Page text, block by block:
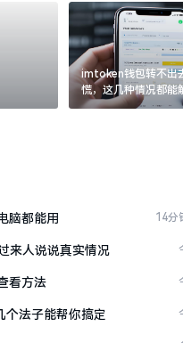
imtoken钱包转不出
慌，这几种情况都能
脑都能用 14分
来人说说真实情况
看方法
法子能帮你搞定